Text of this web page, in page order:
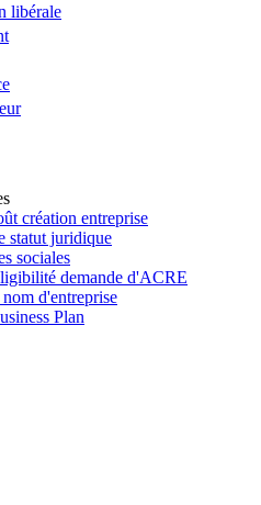
libérale
création entreprise
statut juridique
sociales
demande d'ACRE
d'entreprise
Plan